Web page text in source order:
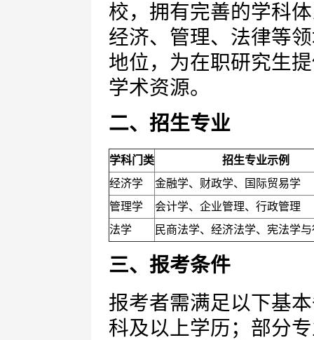
校，拥有完善的学科
经济、管理、法律等
地位，为在职研究生
学术资源。
二、招生专业
学科门类
招生专业示例
经济学
金融学、财政学、国际贸易学
管理学
会计学、企业管理、行政管理
法学
民商法学、经济法学、宪法学
三、报考条件
报考者需满足以下基
科及以上学历；部分